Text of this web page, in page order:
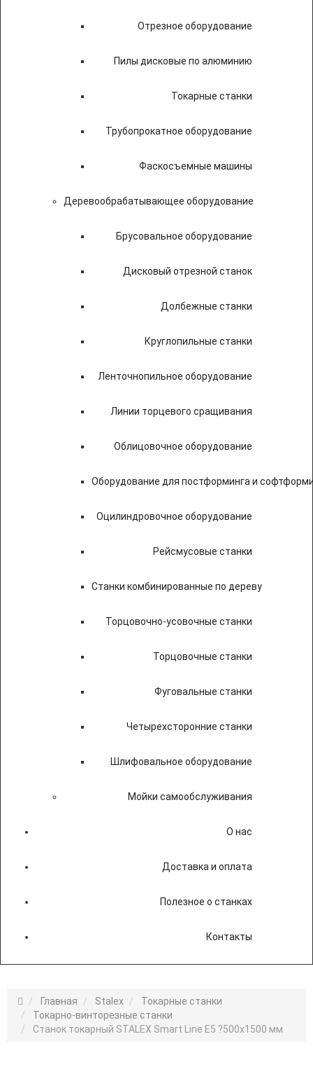
Отрезное оборудование
Пилы дисковые по алюминию
Токарные станки
Трубопрокатное оборудование
Фаскосъемные машины
Деревообрабатывающее оборудование
Брусовальное оборудование
Дисковый отрезной станок
Долбежные станки
Круглопильные станки
Ленточнопильное оборудование
Линии торцевого сращивания
Облицовочное оборудование
Оборудование для постформинга и
Оцилиндровочное оборудование
Рейсмусовые станки
Станки комбинированные по дереву
Торцовочно-усовочные станки
Торцовочные станки
Фуговальные станки
Четырехсторонние станки
Шлифовальное оборудование
Мойки самообслуживания
О нас
Доставка и оплата
Полезное о станках
Контакты
Главная Stalex
Токарные станки
Токарно-винторезные станки
Станок токарный STALEX Smart Line E5 ?500х1500 мм